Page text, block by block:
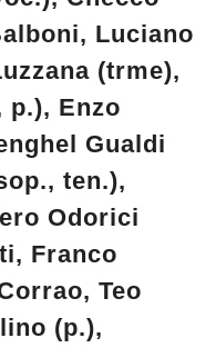
Luciano
(trme),
p.), Enzo
Gualdi
ten.),
Odorici
Franco
Teo
(p.),